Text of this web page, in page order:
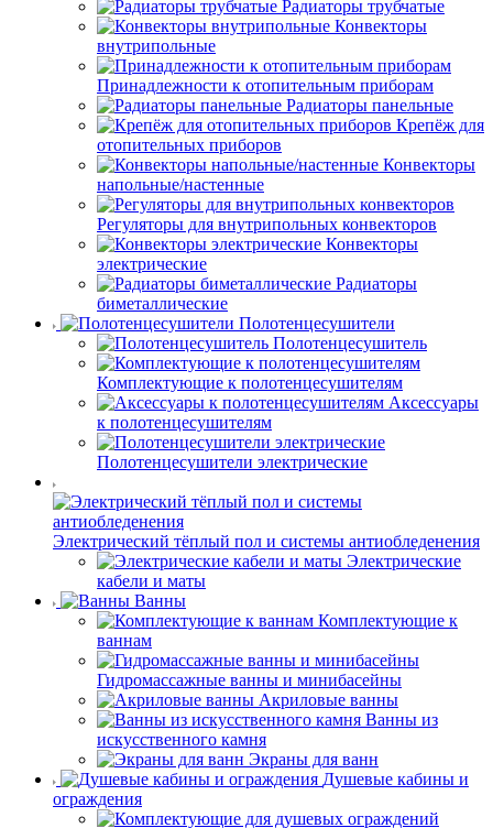
Радиаторы трубчатые
Конвекторы
внутрипольные
Принадлежности к отопительным приборам
Радиаторы панельные
Крепёж для
отопительных приборов
Конвекторы
напольные/настенные
Регуляторы для внутрипольных конвекторов
Конвекторы
электрические
Радиаторы
биметаллические
Полотенцесушители
Полотенцесушитель
Комплектующие к полотенцесушителям
Аксессуары
к полотенцесушителям
Полотенцесушители электрические
Электрический тёплый пол и системы антиобледенения
Электрические
кабели и маты
Ванны
Комплектующие к
ваннам
Гидромассажные ванны и минибасейны
Акриловые ванны
Ванны из
искусственного камня
Экраны для ванн
Душевые кабины и
ограждения